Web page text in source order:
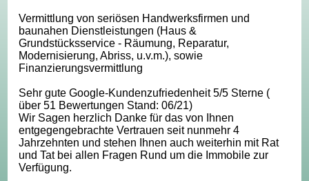
Vermittlung von seriösen Handwerksfirmen und
baunahen Dienstleistungen (Haus &
Grundstücksservice - Räumung, Reparatur,
Modernisierung, Abriss, u.v.m.), sowie
Finanzierungsvermittlung
Sehr gute Google-Kundenzufriedenheit 5/5 Sterne (
über 51 Bewertungen Stand: 06/21)
Wir Sagen herzlich Danke für das von Ihnen
entgegengebrachte Vertrauen seit nunmehr 4
Jahrzehnten und stehen Ihnen auch weiterhin mit Rat
und Tat bei allen Fragen Rund um die Immobile zur
Verfügung.